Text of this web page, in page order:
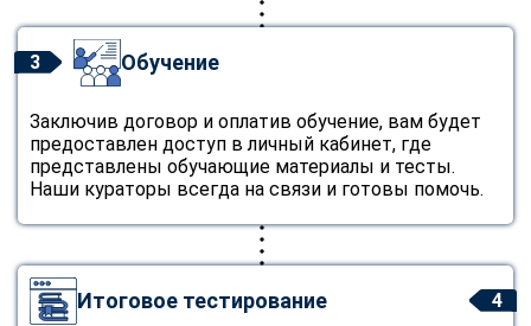
3 Обучение
Заключив договор и оплатив обучение, вам будет
предоставлен доступ в личный кабинет, где
представлены обучающие материалы и тесты.
Наши кураторы всегда на связи и готовы помочь.
4
Итоговое тестирование